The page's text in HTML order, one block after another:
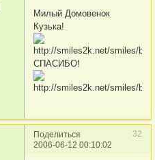
Милый Домовенок
Кузька!
СПАСИБО!
Поделиться
32
2006-06-12 00:10:02